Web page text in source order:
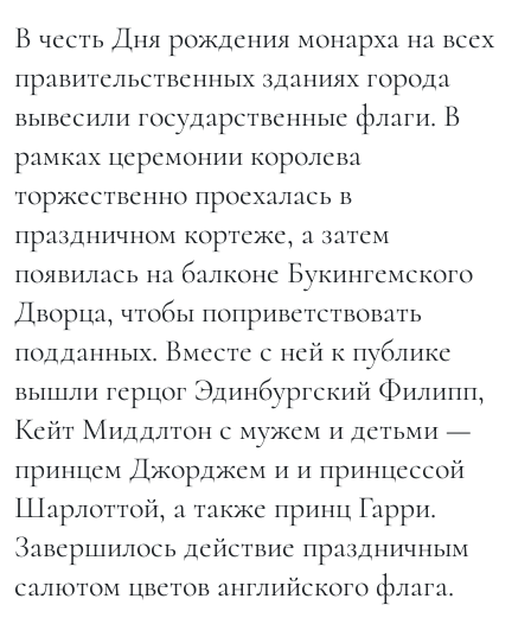
В честь Дня рождения монарха на всех
правительственных зданиях города
вывесили государственные флаги. В
рамках церемонии королева
торжественно проехалась в
праздничном кортеже, а затем
появилась на балконе Букингемского
Дворца, чтобы поприветствовать
подданных. Вместе с ней к публике
вышли герцог Эдинбургский Филипп,
Кейт Миддлтон с мужем и детьми —
принцем Джорджем и и принцессой
Шарлоттой, а также принц Гарри.
Завершилось действие праздничным
салютом цветов английского флага.